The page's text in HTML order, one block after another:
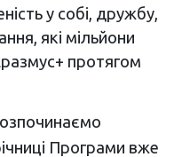
у собі, дружбу,
які мільйони
протягом
Програми вже